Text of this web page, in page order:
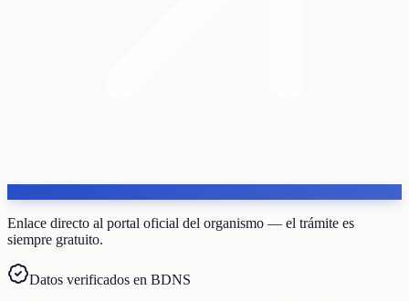
Enlace directo al portal oficial del organismo — el trámite es
siempre gratuito.
Datos verificados en BDNS